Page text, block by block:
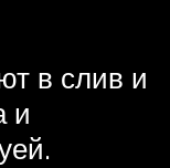
в слив и
и